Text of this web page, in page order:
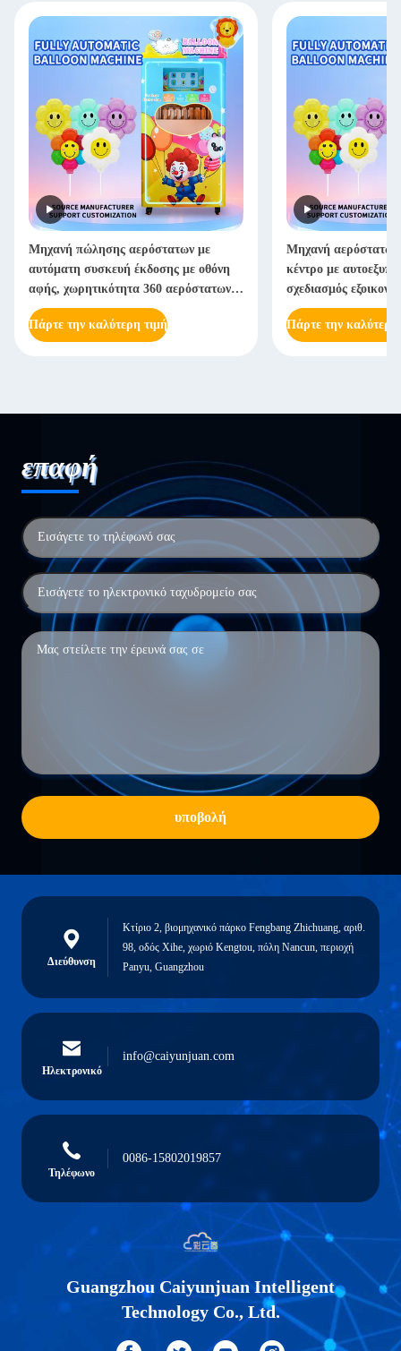
Μηχανή πώλησης αερόστατων με
αυτόματη συσκευή έκδοσης με οθόνη
αφής, χωρητικότητα 360 αερόστατων,
πιστοποιημένη CE
Πάρτε την καλύτερη τιμή
Μηχανή αερόστατων
κέντρο με
σχεδιασμός
εγκρίθηκε για
Πάρτε την καλύτερη
επαφή
υποβολή
Διεύθυνση
Κτίριο 2, βιομηχανικό πάρκο Fengbang Zhichuang, αριθ.
98, οδός Xihe, χωριό Kengtou, πόλη Nancun, περιοχή
Panyu, Guangzhou
Ηλεκτρονικό
info@caiyunjuan.com
Τηλέφωνο
0086-15802019857
Guangzhou Caiyunjuan Intelligent
Technology Co., Ltd.